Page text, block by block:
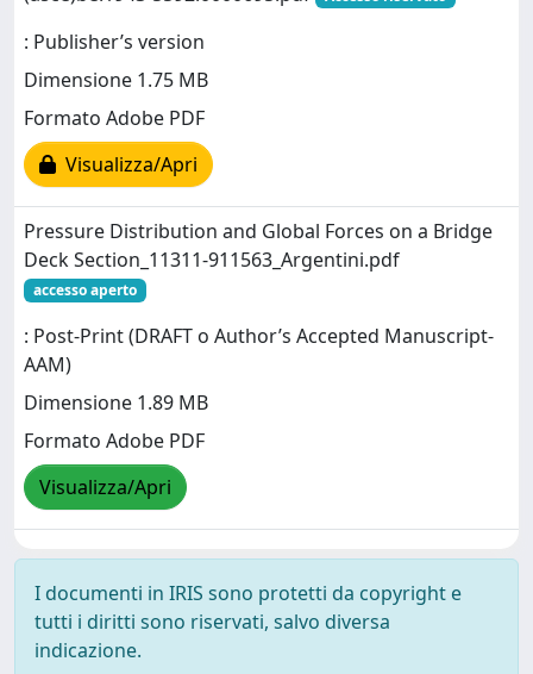
: Publisher’s version
Dimensione 1.75 MB
Formato Adobe PDF
Visualizza/Apri
Pressure Distribution and Global Forces on a Bridge
Deck Section_11311-911563_Argentini.pdf
accesso aperto
: Post-Print (DRAFT o Author’s Accepted Manuscript-
AAM)
Dimensione 1.89 MB
Formato Adobe PDF
Visualizza/Apri
I documenti in IRIS sono protetti da copyright e
tutti i diritti sono riservati, salvo diversa
indicazione.